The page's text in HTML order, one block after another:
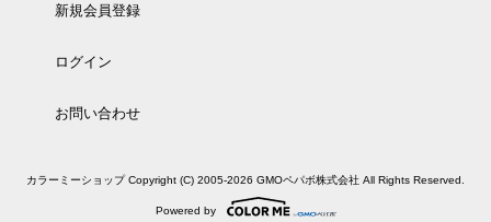
新規会員登録
ログイン
お問い合わせ
カラーミーショップ Copyright (C) 2005-2026 GMOペパボ株式会社 All Rights Reserved.
Powered by